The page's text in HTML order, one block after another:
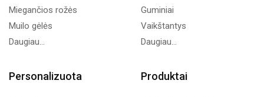
Miegančios rožės
Muilo gėlės
Daugiau...
Guminiai
Vaikštantys
Daugiau...
Personalizuota Produktai